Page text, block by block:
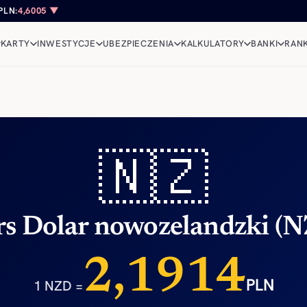
4,6005 ▼
KARTY INWESTYCJE UBEZPIECZENIA KALKULATORY BANKI
🇳🇿
Dolar nowozelandzki
1 NZD =2,1914PLN